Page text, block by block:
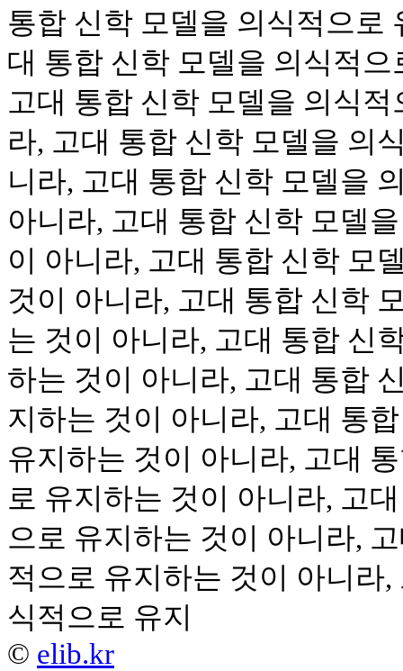
통합 신학 모델을 의식적으로
대 통합 신학 모델을 의식적
고대 통합 신학 모델을 의식
라, 고대 통합 신학 모델을 의
니라, 고대 통합 신학 모델을
아니라, 고대 통합 신학 모델
이 아니라, 고대 통합 신학 모
것이 아니라, 고대 통합 신학
는 것이 아니라, 고대 통합 신
하는 것이 아니라, 고대 통합
지하는 것이 아니라, 고대 통
유지하는 것이 아니라, 고대
로 유지하는 것이 아니라, 고
으로 유지하는 것이 아니라,
적으로 유지하는 것이 아니라
식적으로 유지
© elib.kr